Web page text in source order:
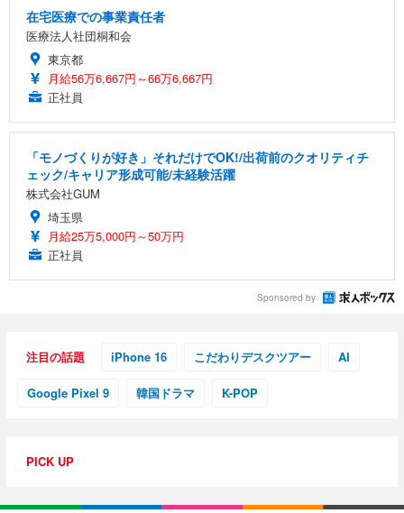
在宅医療での事業責任者
医療法人社団桐和会
東京都
月給56万6,667円～66万6,667円
正社員
「モノづくりが好き」それだけでOK!/出荷前のクオリティチ
ェック/キャリア形成可能/未経験活躍
株式会社GUM
埼玉県
月給25万5,000円～50万円
正社員
Sponsored by
注目の話題 iPhone 16 こだわりデスクツアー AI
Google Pixel 9 韓国ドラマ K-POP
PICK UP